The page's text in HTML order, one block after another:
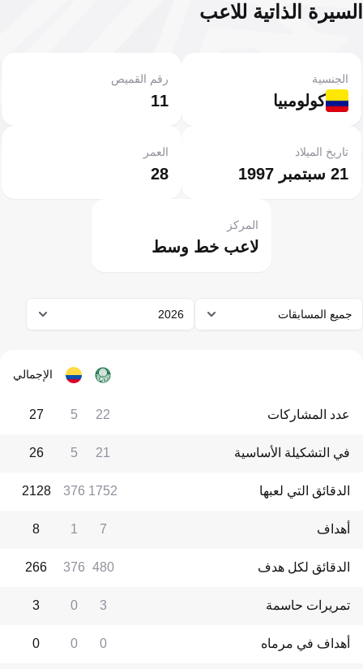
السيرة الذاتية للاعب
كولومبيا
الجنسية
11
رقم القميص
21 سبتمبر 1997
تاريخ الميلاد
28
العمر
لاعب خط وسط
المركز
جميع المسابقات 2026
الإجمالي
عدد المشاركات 22
5
27
في التشكيلة الأساسية 21
5
26
الدقائق التي لعبها 1752
376
2128
أهداف 7
1
8
الدقائق لكل هدف 480
376
266
تمريرات حاسمة 3
0
3
أهداف في مرماه 0
0
0